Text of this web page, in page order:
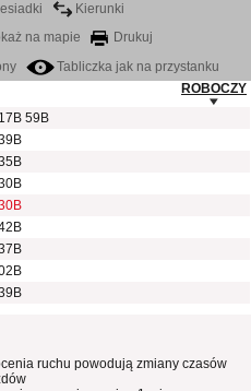
Kierunki
na mapie
Drukuj
Tabliczka jak na przystanku
ROBOCZY
17B 59B
ruchu powodują zmiany czasów